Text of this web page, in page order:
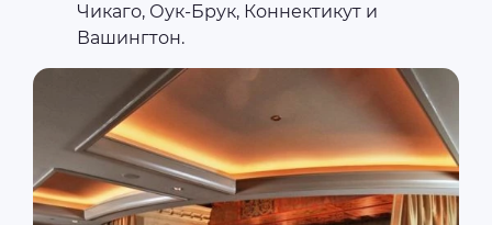
Чикаго, Оук-Брук, Коннектикут и
Вашингтон.